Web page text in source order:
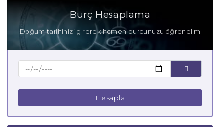
Burç Hesaplama
Doğum tarihinizi girerek hemen burcunuzu öğrenelim
Hesapla